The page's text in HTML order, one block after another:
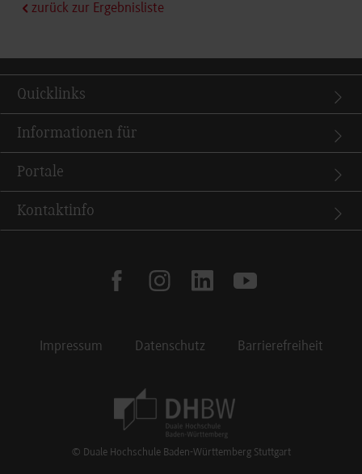
zurück zur Ergebnisliste
Quicklinks
Informationen für
Portale
Kontaktinfo
facebookinstagramlinkedinyoutube
Impressum Datenschutz Barrierefreiheit
© Duale Hochschule Baden-Württemberg Stuttgart